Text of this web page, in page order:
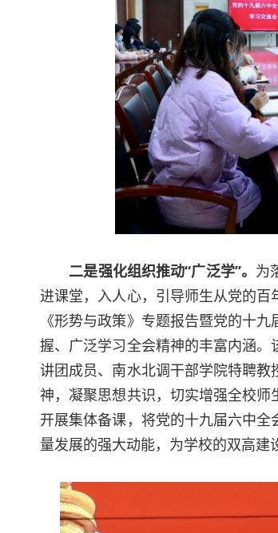
二是强化组织推动“广泛学”。 为
进课堂，入人心，引导师生从党的
《形势与政策》专题报告暨党的十
握、广泛学习全会精神的丰富内涵
讲团成员、南水北调干部学院特聘
神，凝聚思想共识，切实增强全校
开展集体备课，将党的十九届六中
量发展的强大动能，为学校的双高建